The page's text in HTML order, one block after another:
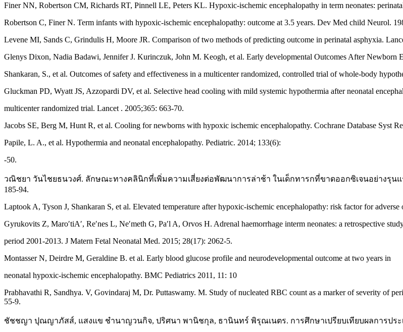
Finer NN, Robertson CM, Richards RT, Pinnell LE, Peters KL. Hypoxic-ischemic encephalopathy in term neonates:
Robertson C, Finer N. Term infants with hypoxic-ischemic encephalopathy: outcome at 3.5 years. Dev Med child Neurol.
Levene MI, Sands C, Grindulis H, Moore JR. Comparison of two methods of predicting outcome in perinatal asphyxia.
Glenys Dixon, Nadia Badawi, Jennifer J. Kurinczuk, John M. Keogh, et al. Early developmental Outcomes After Newborn
Shankaran, S., et al. Outcomes of safety and effectiveness in a multicenter randomized, controlled trial of whole-body
Gluckman PD, Wyatt JS, Azzopardi DV, et al. Selective head cooling with mild systemic hypothermia after neonatal
multicenter randomized trial. Lancet . 2005;365: 663-70.
Jacobs SE, Berg M, Hunt R, et al. Cooling for newborns with hypoxic ischemic encephalopathy. Cochrane Database Syst
Papile, L. A., et al. Hypothermia and neonatal encephalopathy. Pediatric. 2014; 133(6):
-50.
วณิชยา วันไชยธนวงศ์. ลักษณะทางคลินิกที่เพิ่มความเสี่ยงต่อพัฒนาการล่าช้า ในเด็กทารกที่ขาดออกซิเจนอย่างรุน
185-94.
Laptook A, Tyson J, Shankaran S, et al. Elevated temperature after hypoxic-ischemic encephalopathy: risk factor for
Gyrukovits Z, Maro′tiA′, Re′nes L, Ne′meth G, Pa′l A, Orvos H. Adrenal haemorrhage interm neonates: a retrospective
period 2001-2013. J Matern Fetal Neonatal Med. 2015; 28(17): 2062-5.
Montasser N, Deirdre M, Geraldine B. et al. Early blood glucose profile and neurodevelopmental outcome at two years in
neonatal hypoxic-ischemic encephalopathy. BMC Pediatrics 2011, 11: 10
Prabhavathi R, Sandhya. V, Govindaraj M, Dr. Puttaswamy. M. Study of nucleated RBC count as a marker of severity of
55-9.
ชัชชญา ปุณญาภัสส์, แสงแข ชำนาญวนกิจ, ปริศนา พานิชกุล, ธานินทร์ พิรุณเนตร. การศึกษาเปรียบเทียบผลการประ